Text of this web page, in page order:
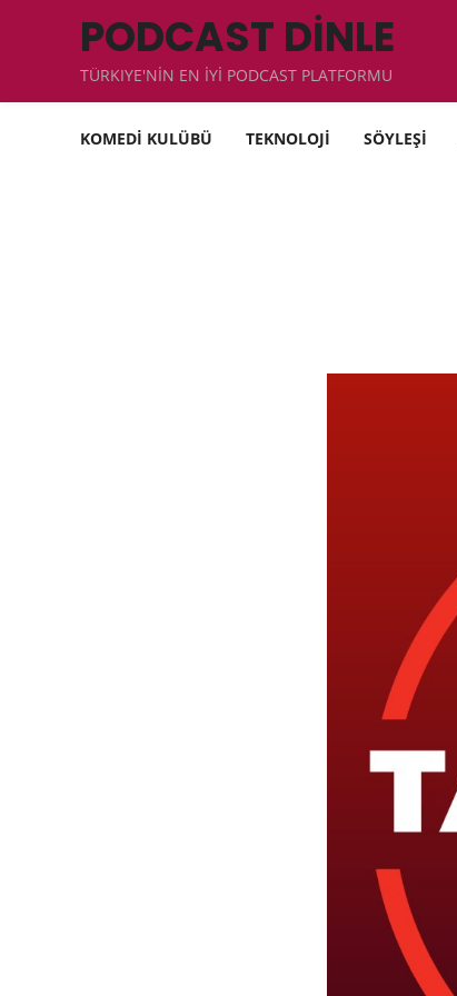
PODCAST DİNLE
TÜRKIYE'NİN EN İYİ PODCAST PLATFORMU
KOMEDİ KULÜBÜ TEKNOLOJİ SÖYLEŞİ